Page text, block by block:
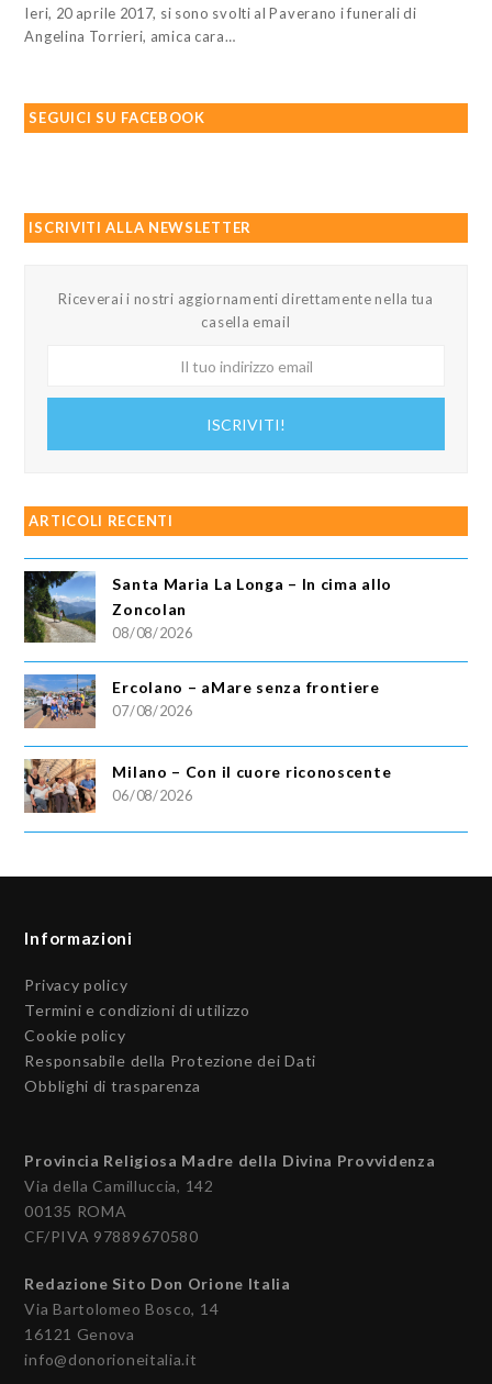
Ieri, 20 aprile 2017, si sono svolti al Paverano i funerali di
Angelina Torrieri, amica cara…
SEGUICI SU FACEBOOK
ISCRIVITI ALLA NEWSLETTER
Riceverai i nostri aggiornamenti direttamente nella tua
casella email
ISCRIVITI!
ARTICOLI RECENTI
Santa Maria La Longa – In cima allo
Zoncolan
08/08/2026
Ercolano – aMare senza frontiere
07/08/2026
Milano – Con il cuore riconoscente
06/08/2026
Informazioni
Privacy policy
Termini e condizioni di utilizzo
Cookie policy
Responsabile della Protezione dei Dati
Obblighi di trasparenza
Provincia Religiosa Madre della Divina Provvidenza
Via della Camilluccia, 142
00135 ROMA
CF/PIVA 97889670580
Redazione Sito Don Orione Italia
Via Bartolomeo Bosco, 14
16121 Genova
info@donorioneitalia.it